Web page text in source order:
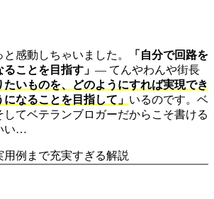
感動しちゃいました。
「自分で回路を
ことを目指す」 ― てんやわんや街長
たいものを、どのようにすれば実現でき
なることを目指して」 いるのです。ベ
してベテランブロガーだからこそ書ける
い…
用例まで充実すぎる解説